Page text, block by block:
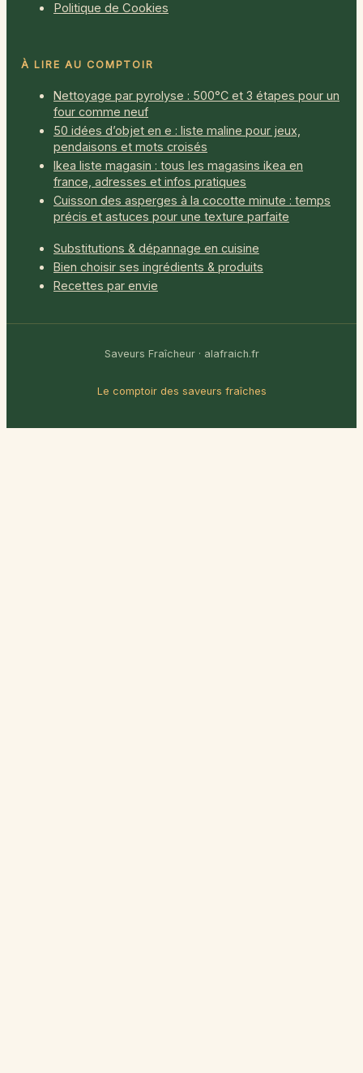
Politique de Cookies
À LIRE AU COMPTOIR
Nettoyage par pyrolyse : 500°C et 3 étapes pour un
four comme neuf
50 idées d’objet en e : liste maline pour jeux,
pendaisons et mots croisés
Ikea liste magasin : tous les magasins ikea en
france, adresses et infos pratiques
Cuisson des asperges à la cocotte minute : temps
précis et astuces pour une texture parfaite
Substitutions & dépannage en cuisine
Bien choisir ses ingrédients & produits
Recettes par envie
Saveurs Fraîcheur · alafraich.fr
Le comptoir des saveurs fraîches